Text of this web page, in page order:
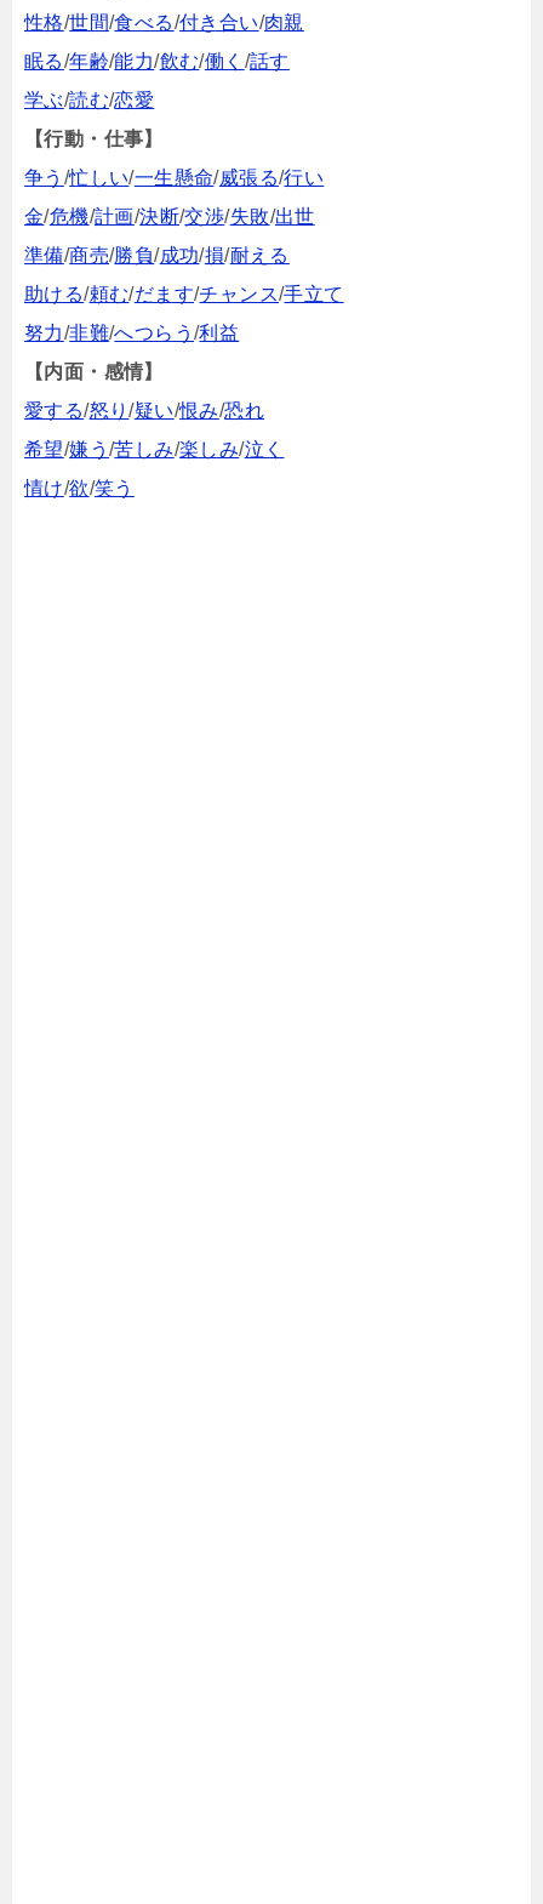
性格/世間/食べる/付き合い/肉親
眠る/年齢/能力/飲む/働く /話す
学ぶ/読む/恋愛
【行動・仕事】
争う /忙しい/一生懸命/威張る/行い
金/危機/計画/決断/交渉/失敗/出世
準備/商売/勝負/成功/損/耐える
助ける/頼む/だます/チャンス/手立て
努力/非難/へつらう/利益
【内面・感情】
愛する/怒り/疑い/恨み/恐れ
希望/嫌う/苦しみ/楽しみ/泣く
情け/欲/笑う